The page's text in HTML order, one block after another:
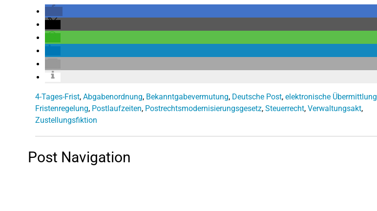
4-Tages-Frist, Abgabenordnung, Bekanntgabevermutung, Deutsche Post, elektronische Übermittlung
Fristenregelung, Postlaufzeiten, Postrechtsmodernisierungsgesetz, Steuerrecht, Verwaltungsakt,
Zustellungsfiktion
Post Navigation